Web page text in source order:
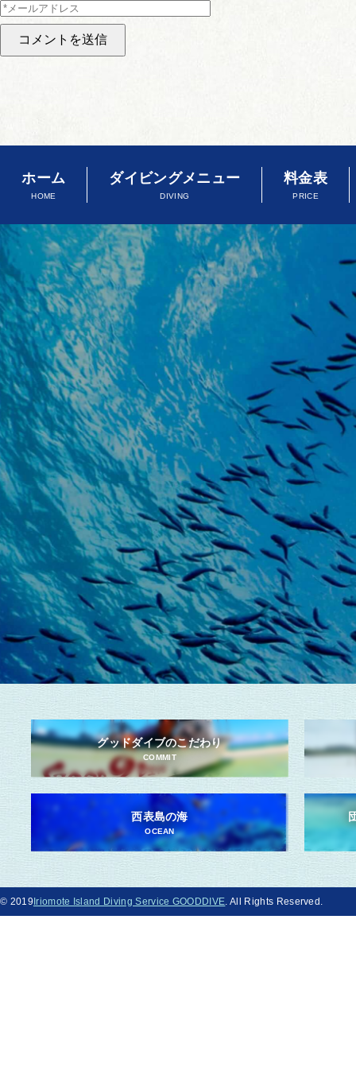
ホーム
HOME
ダイビングメニュー
DIVING
料金表
PRICE
グッドダイブのこだわり
COMMIT
西表島の海
OCEAN
© 2019 Iriomote Island Diving Service GOODDIVE. All Rights Reserved.